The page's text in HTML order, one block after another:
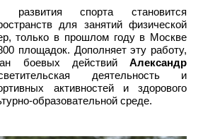
развития спорта становится
для занятий физической
только в прошлом году в Москве
площадок. Дополняет эту работу,
боевых действий Александр
деятельность и
активностей и здорового
образовательной среде.